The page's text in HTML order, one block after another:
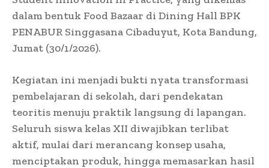
dalam bentuk Food Bazaar di Dining Hall BPK
PENABUR Singgasana Cibaduyut, Kota Bandung,
Jumat (30/1/2026).
Kegiatan ini menjadi bukti nyata transformasi
pembelajaran di sekolah, dari pendekatan
teoritis menuju praktik langsung di lapangan.
Seluruh siswa kelas XII diwajibkan terlibat
aktif, mulai dari merancang konsep usaha,
menciptakan produk, hingga memasarkan hasil